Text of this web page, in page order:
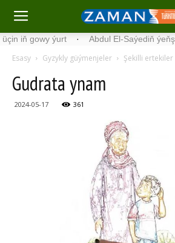
gowy ýurt · Abdul El-Saýediň ýeňşi ·
Esasy Gyzykly güýmenjeler Şekilli ertekiler
Gudrata ynam
2024-05-17 361